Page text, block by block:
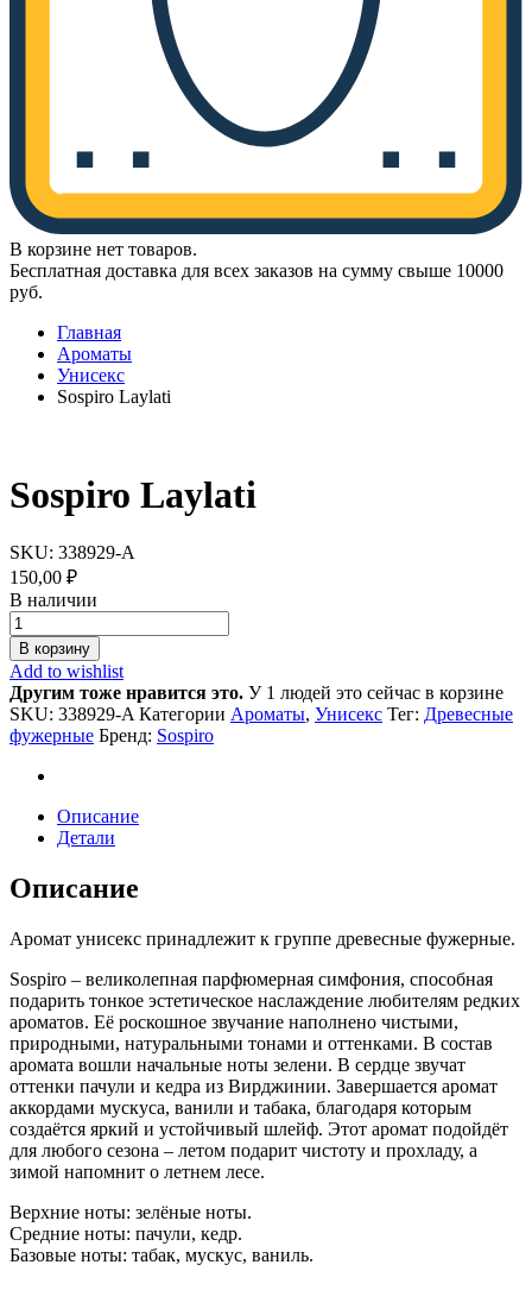
В корзине нет товаров.
Бесплатная доставка для всех заказов на сумму свыше 10000
руб.
Главная
Ароматы
Унисекс
Sospiro Laylati
Sospiro Laylati
SKU: 338929-A
150,00 ₽
В наличии
Sospiro
Laylati
quantity
В корзину
Add to wishlist
Другим тоже нравится это. У 1 людей это сейчас в корзине
SKU: 338929-A Категории Ароматы, Унисекс Тег: Древесные
фужерные Бренд: Sospiro
Описание
Детали
Описание
Аромат унисекс принадлежит к группе древесные фужерные.
Sospiro – великолепная парфюмерная симфония, способная
подарить тонкое эстетическое наслаждение любителям редких
ароматов. Её роскошное звучание наполнено чистыми,
природными, натуральными тонами и оттенками. В состав
аромата вошли начальные ноты зелени. В сердце звучат
оттенки пачули и кедра из Вирджинии. Завершается аромат
аккордами мускуса, ванили и табака, благодаря которым
создаётся яркий и устойчивый шлейф. Этот аромат подойдёт
для любого сезона – летом подарит чистоту и прохладу, а
зимой напомнит о летнем лесе.
Верхние ноты: зелёные ноты.
Средние ноты: пачули, кедр.
Базовые ноты: табак, мускус, ваниль.